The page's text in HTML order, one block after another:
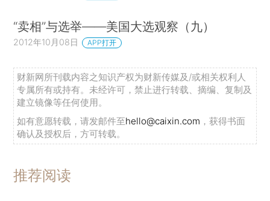
“卖相”与选举——美国大选观察（九）
2012年10月08日 APP打开
财新网所刊载内容之知识产权为财新传媒及/或相关权利人
专属所有或持有。未经许可，禁止进行转载、摘编、复制及
建立镜像等任何使用。
如有意愿转载，请发邮件至hello@caixin.com ，获得书面
确认及授权后，方可转载。
推荐阅读